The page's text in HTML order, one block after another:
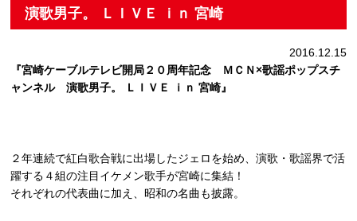
演歌男子。 ＬＩＶＥ ｉｎ 宮崎
2016.12.15
『宮崎ケーブルテレビ開局２０周年記念 ＭＣＮ×歌謡ポップスチ
ャンネル 演歌男子。 ＬＩＶＥ ｉｎ 宮崎』
２年連続で紅白歌合戦に出場したジェロを始め、演歌・歌謡界で活
躍する４組の注目イケメン歌手が宮崎に集結！
それぞれの代表曲に加え、昭和の名曲も披露。